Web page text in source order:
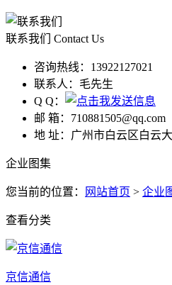
联系我们 Contact Us
咨询热线： 13922127021
联系人： 毛先生
Q Q：
邮 箱： 710881505@qq.com
地 址： 广州市白云区白云
企业图集
您当前的位置： 网站首页 > 企业
查看分类
京信通信